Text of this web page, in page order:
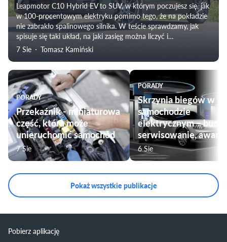
Leapmotor C10 Hybrid EV to SUV, w którym poczujesz się, jak
w 100-procentowym elektryku pomimo tego, że na pokładzie
nie zabrakło spalinowego silnika. W teście sprawdzamy, jak
spisuje się taki układ, na jaki zasięg można liczyć i
weryfikujemy subiektywne odczucia towarzyszące
rodziny.
7 Sie Tomasz Kamiński
PORADY
Przekaźnik - miniaturowa
część, która może
unieruchomić samochód
7 Sie
PORADY
Skrzynia biegów w
samochodzie
elektrycznym –
serwisowanie, awarie
6 Sie
Pokaż wszystkie publikacje
Pobierz aplikację